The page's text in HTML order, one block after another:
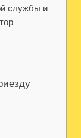
службы и